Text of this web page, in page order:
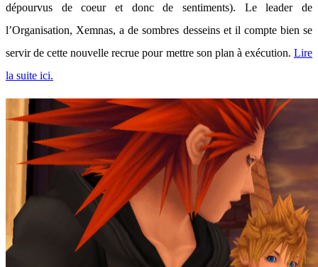
dépourvus de coeur et donc de sentiments). Le leader de
l’Organisation, Xemnas, a de sombres desseins et il compte bien se
servir de cette nouvelle recrue pour mettre son plan à exécution. Lire
la suite ici.